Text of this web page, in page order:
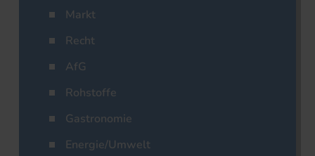
Markt
Recht
AfG
Rohstoffe
Gastronomie
Energie/Umwelt